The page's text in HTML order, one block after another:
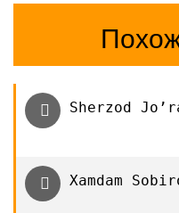
Sherzod
Xamdam